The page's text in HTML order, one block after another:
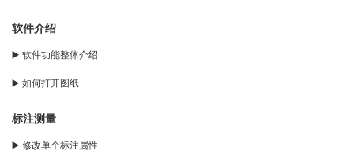
软件介绍
▶️ 软件功能整体介绍
▶️ 如何打开图纸
标注测量
▶️ 修改单个标注属性